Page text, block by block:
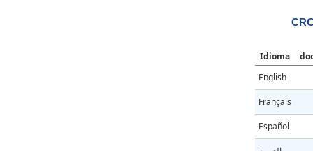
Idioma
English
Français
Español